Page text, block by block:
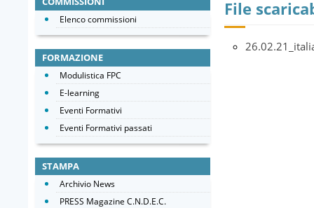
File
Elenco commissioni
FORMAZIONE
Modulistica FPC
E-learning
Eventi Formativi
Eventi Formativi passati
STAMPA
Archivio News
PRESS Magazine C.N.D.E.C.